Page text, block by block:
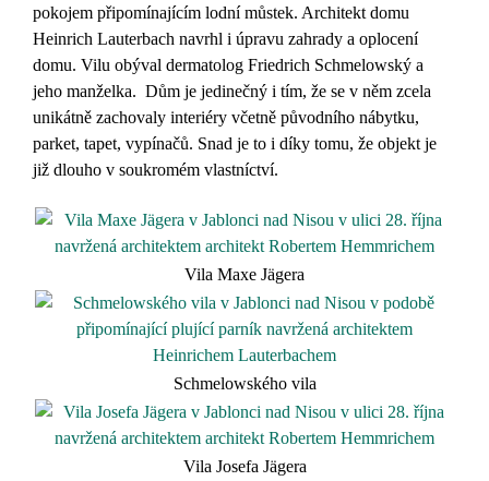
pokojem připomínajícím lodní můstek. Architekt domu
Heinrich Lauterbach navrhl i úpravu zahrady a oplocení
domu. Vilu obýval dermatolog Friedrich Schmelowský a
jeho manželka. Dům je jedinečný i tím, že se v něm zcela
unikátně zachovaly interiéry včetně původního nábytku,
parket, tapet, vypínačů. Snad je to i díky tomu, že objekt je
již dlouho v soukromém vlastníctví.
Vila Maxe Jägera
Schmelowského vila
Vila Josefa Jägera